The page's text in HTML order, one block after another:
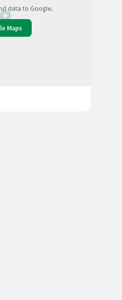
data to Google.
Maps